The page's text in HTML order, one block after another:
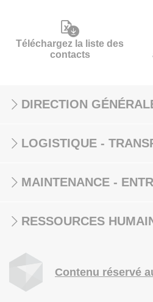
Téléchargez la liste des
contacts
DIRECTION
LOGISTIQUE -
MAINTENANCE -
RESSOURCES
Contenu réservé